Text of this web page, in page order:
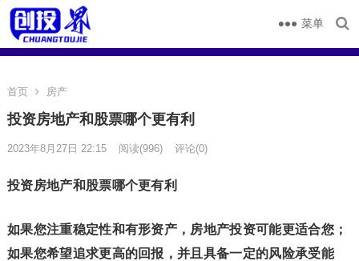
菜单
首页 房产
投资房地产和股票哪个更有利
2023年8月27日 22:15 阅读(996) 评论(0)
投资房地产和股票哪个更有利
如果您注重稳定性和有形资产，房地产投资可能更适合您；
如果您希望追求更高的回报，并且具备一定的风险承受能